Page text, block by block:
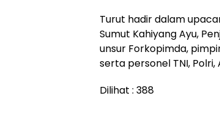
Turut hadir dalam
Sumut Kahiyang Ayu,
unsur Forkopimda,
serta personel TNI, Polri,
Dilihat : 388